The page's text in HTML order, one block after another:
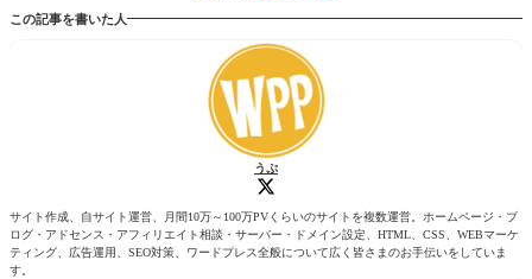
この記事を書いた人
うぷ
サイト作成、自サイト運営、月間10万～100万PVくらいのサイトを複数運営。ホームページ・ブ
ログ・アドセンス・アフィリエイト相談・サーバー・ドメイン設定、HTML、CSS、WEBマーケ
ティング、広告運用、SEO対策、ワードプレス全般について広く皆さまのお手伝いをしていま
す。